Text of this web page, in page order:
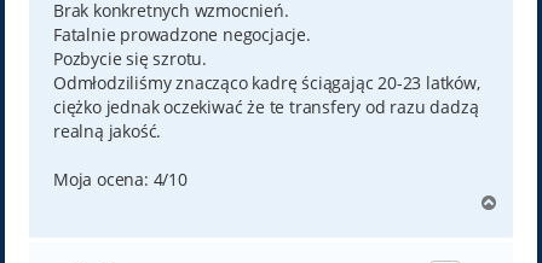
Brak konkretnych wzmocnień.
Fatalnie prowadzone negocjacje.
Pozbycie się szrotu.
Odmłodziliśmy znacząco kadrę ściągając 20-23 latków,
ciężko jednak oczekiwać że te transfery od razu dadzą
realną jakość.
Moja ocena: 4/10
g